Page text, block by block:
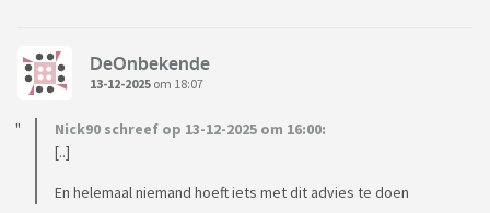
DeOnbekende
13-12-2025 om 18:07
Nick90 schreef op 13-12-2025 om 16:00:
[..]
En helemaal niemand hoeft iets met dit advies te doen